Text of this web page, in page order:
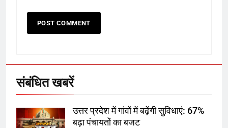
संबंधित खबरें
उत्तर प्रदेश में गांवों में बढ़ेंगी सुविधाएं: 67%
बढ़ा पंचायतों का बजट
7
गाजा युद्धविराम को लेकर बड़ी खबरें